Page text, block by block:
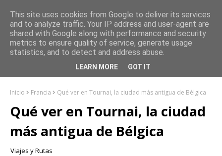
Inicio Francia Qué ver en Tournai, la ciudad más antigua de Bélgica
Qué ver en Tournai, la ciudad
más antigua de Bélgica
Viajes y Rutas
This site uses cookies from Google to deliver its services
and to analyze traffic. Your IP address and user-agent are
shared with Google along with performance and security
metrics to ensure quality of service, generate usage
statistics, and to detect and address abuse.
LEARN MORE GOT IT